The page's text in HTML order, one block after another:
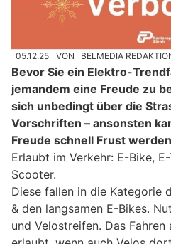
05.12.25 VON BELMEDIA
Bevor Sie ein Elektro-
jemandem eine Freude zu
sich unbedingt über die
Vorschriften – ansonsten
Freude schnell Frust
Erlaubt im Verkehr: E-Bike,
Scooter.
Diese fallen in die Kategorie
& den langsamen E-Bikes.
und Velostreifen. Das